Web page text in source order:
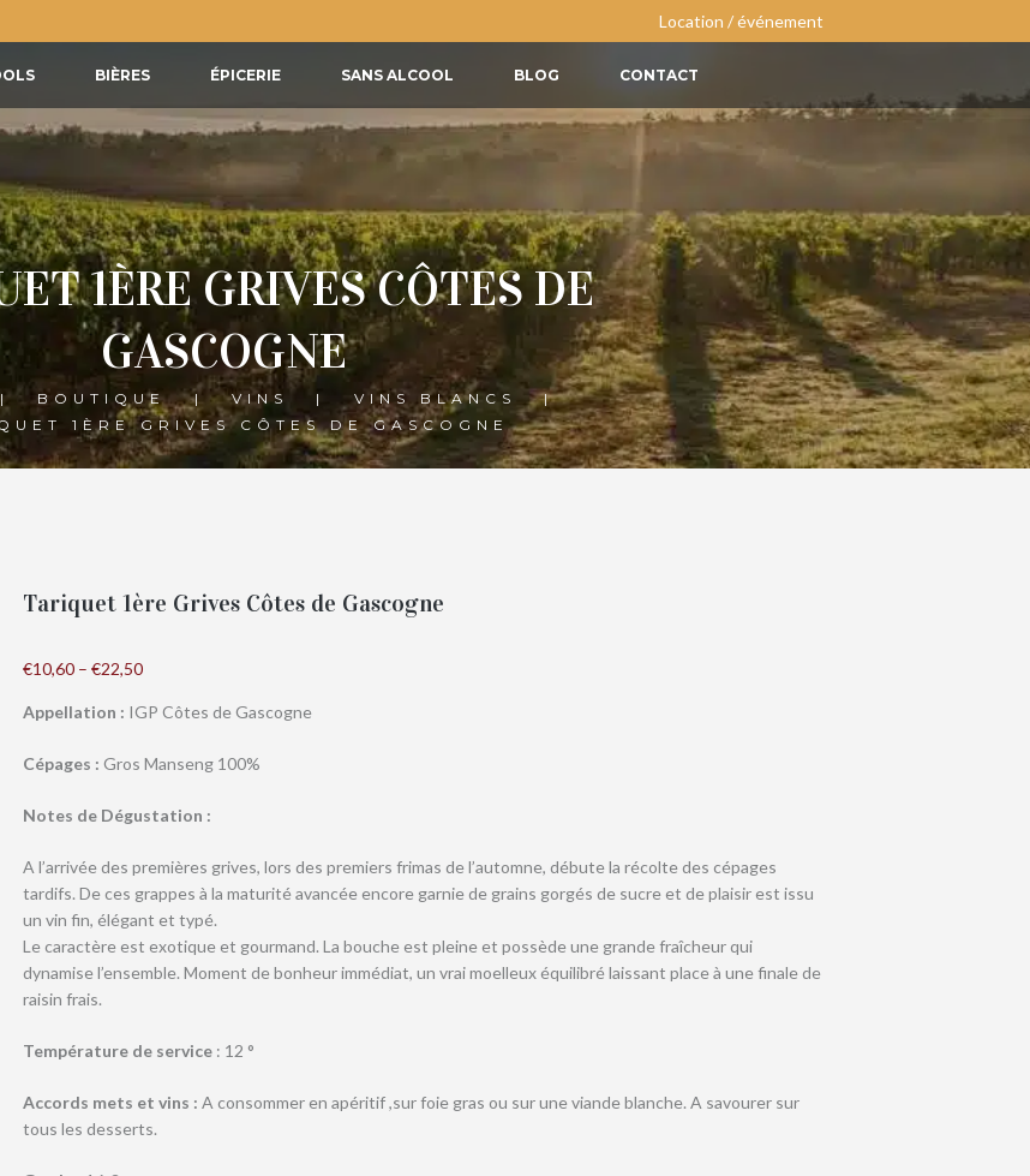
Location / événement
BIÈRES ÉPICERIE SANS ALCOOL BLOG CONTACT
1ÈRE GRIVES CÔTES DE
GASCOGNE
BOUTIQUE VINS
VINS BLANCS
1ÈRE GRIVES CÔTES DE GASCOGNE
Tariquet 1ère Grives Côtes de Gascogne
€10,60 – €22,50
Appellation : IGP Côtes de Gascogne
Cépages : Gros Manseng 100%
Notes de Dégustation :
A l’arrivée des premières grives, lors des premiers frimas de l’automne, débute la récolte des cépages
tardifs. De ces grappes à la maturité avancée encore garnie de grains gorgés de sucre et de plaisir est issu
un vin fin, élégant et typé.
Le caractère est exotique et gourmand. La bouche est pleine et possède une grande fraîcheur qui
dynamise l’ensemble. Moment de bonheur immédiat, un vrai moelleux équilibré laissant place à une finale de
raisin frais.
Température de service : 12 °
Accords mets et vins : A consommer en apéritif ,sur foie gras ou sur une viande blanche. A savourer sur
tous les desserts.